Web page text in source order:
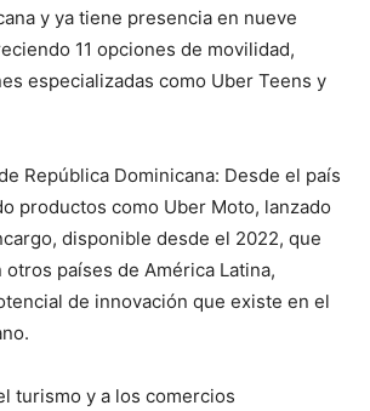
y ya tiene presencia en nueve
11 opciones de movilidad,
especializadas como Uber Teens y
República Dominicana: Desde el país
productos como Uber Moto, lanzado
disponible desde el 2022, que
países de América Latina,
de innovación que existe en el
turismo y a los comercios